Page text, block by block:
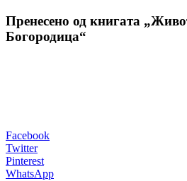
Пренесено од книгата
Богородица“
Facebook
Twitter
Pinterest
WhatsApp